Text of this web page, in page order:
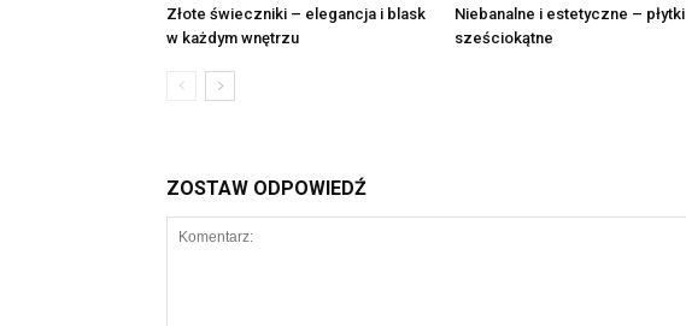
Złote świeczniki – elegancja i blask
w każdym wnętrzu
Niebanalne i estetyczne – płytki
sześciokątne
ZOSTAW ODPOWIEDŹ